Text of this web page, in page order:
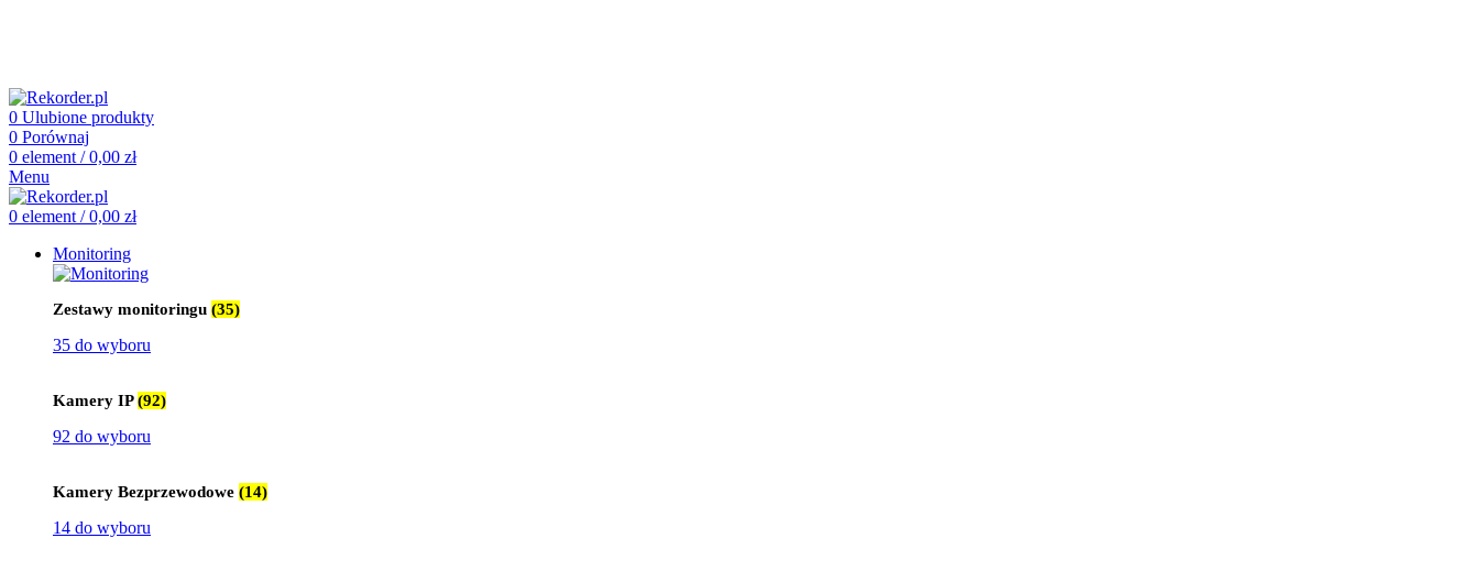
0 Ulubione produkty
0 Porównaj
0 element / 0,00 zł
Menu
0 element / 0,00 zł
Monitoring
Zestawy monitoringu (35)
35 do wyboru
Kamery IP(92)
92 do wyboru
Kamery Bezprzewodowe (14)
14 do wyboru